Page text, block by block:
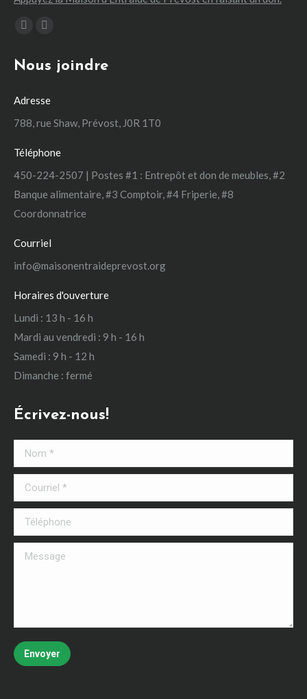
Trouvez nous sur :
Facebook
dans
une
fenêtre
Instagram
dans
une
fenêtre
Nous joindre
Adresse
788, rue Shaw, Prévost, J0R 1T0
Téléphone
450-224-2507 | Postes #1 : Entrepôt et don de meubles, #2
Banque alimentaire, #3 Comptoir, #4 Friperie, #8
Coordonnatrice
Courriel
info@maisonentraideprevost.org
Horaires d'ouverture
Lundi : 13 h - 16 h
Mardi au vendredi : 9 h - 16 h
Samedi : 9 h - 12 h
Dimanche : fermé
Écrivez-nous!
Nom *
Courriel *
Téléphone
Message
Envoyer